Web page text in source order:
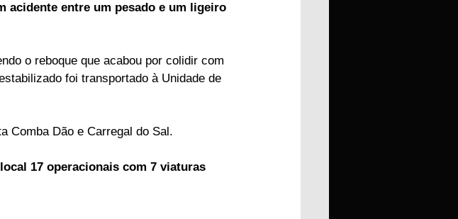
TEMPO
acidente entre um pesado e um ligeiro
o reboque que acabou por colidir com
foi transportado à Unidade de
Comba Dão e Carregal do Sal.
17 operacionais com 7 viaturas